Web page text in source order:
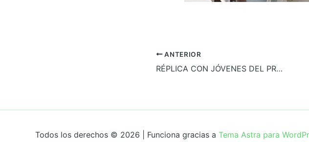
ANTERIOR
RÉPLICA CON JÓVENES DEL PROGRAMA “JÓVENES EN PAZ” DEL BARRIO NUEVA FRONTERA SOBRE LA ESTRATEGIA PEDAGÓGICA PARA LA APROPIACIÓN DE LOS ACUERDOS SUSCRITOS CON EL GOBIERNO NACIONAL EN EL MARCO DEL PARO CÍVICO DEL DISTRITO DE BUENAVENTURA EN EL 2017
Todos los derechos © 2026 | Funciona gracias a Tema Astra para